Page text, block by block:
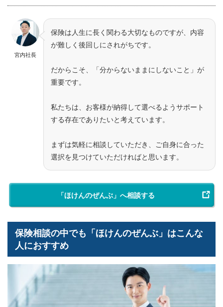
宮内社長
保険は人生に長く関わる大切なものですが、内容
が難しく後回しにされがちです。
だからこそ、「分からないままにしないこと」が
重要です。
私たちは、お客様が納得して選べるようサポート
する存在でありたいと考えています。
まずは気軽に相談していただき、ご自身に合った
選択を見つけていただければと思います。
「ほけんのぜんぶ」へ相談する
保険相談の中でも「ほけんのぜんぶ」はこんな
人におすすめ